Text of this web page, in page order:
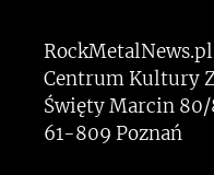
RockMetalNews.pl
Centrum Kultury
Święty Marcin
61-809 Poznań